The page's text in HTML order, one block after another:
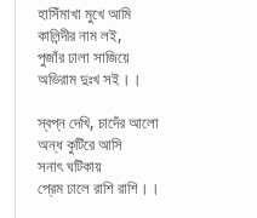
হাসিঁমাখা মুখে আমি
কালিন্দীর নাম লই,
পুজাঁর ঢালা সাজিয়ে
অভিরাম দুঃখ সই।।
স্বপ্ন দেখি, চাদেঁর আলো
অন্ধ কুটিরে আসি
সনাৎ ঘটিকায়
প্রেম ঢালে রাশি রাশি।।